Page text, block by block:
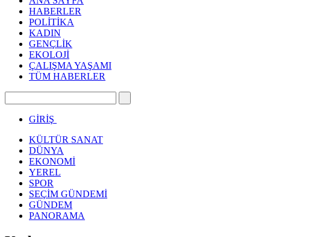
HABERLER
POLİTİKA
KADIN
GENÇLİK
EKOLOJİ
ÇALIŞMA YAŞAMI
TÜM HABERLER
GİRİŞ
KÜLTÜR SANAT
DÜNYA
EKONOMİ
YEREL
SPOR
SEÇİM GÜNDEMİ
GÜNDEM
PANORAMA